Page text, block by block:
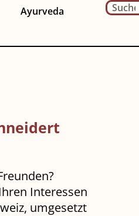
Ayurveda
Interessen
umgesetzt